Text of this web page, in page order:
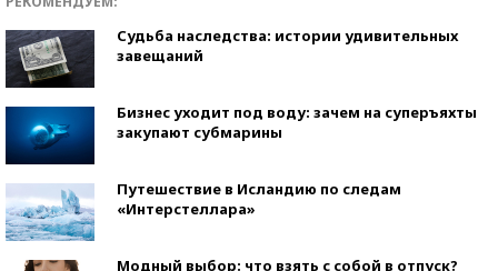
Судьба наследства: истории удивительных
завещаний
Бизнес уходит под воду: зачем на суперъяхты
закупают субмарины
Путешествие в Исландию по следам
«Интерстеллара»
Модный выбор: что взять с собой в отпуск?